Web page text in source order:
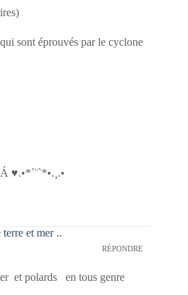
sont éprouvés par le cyclone
♥.•*´¨`*•.¸.•
et mer ..
RÉPONDRE
et polards en tous genre